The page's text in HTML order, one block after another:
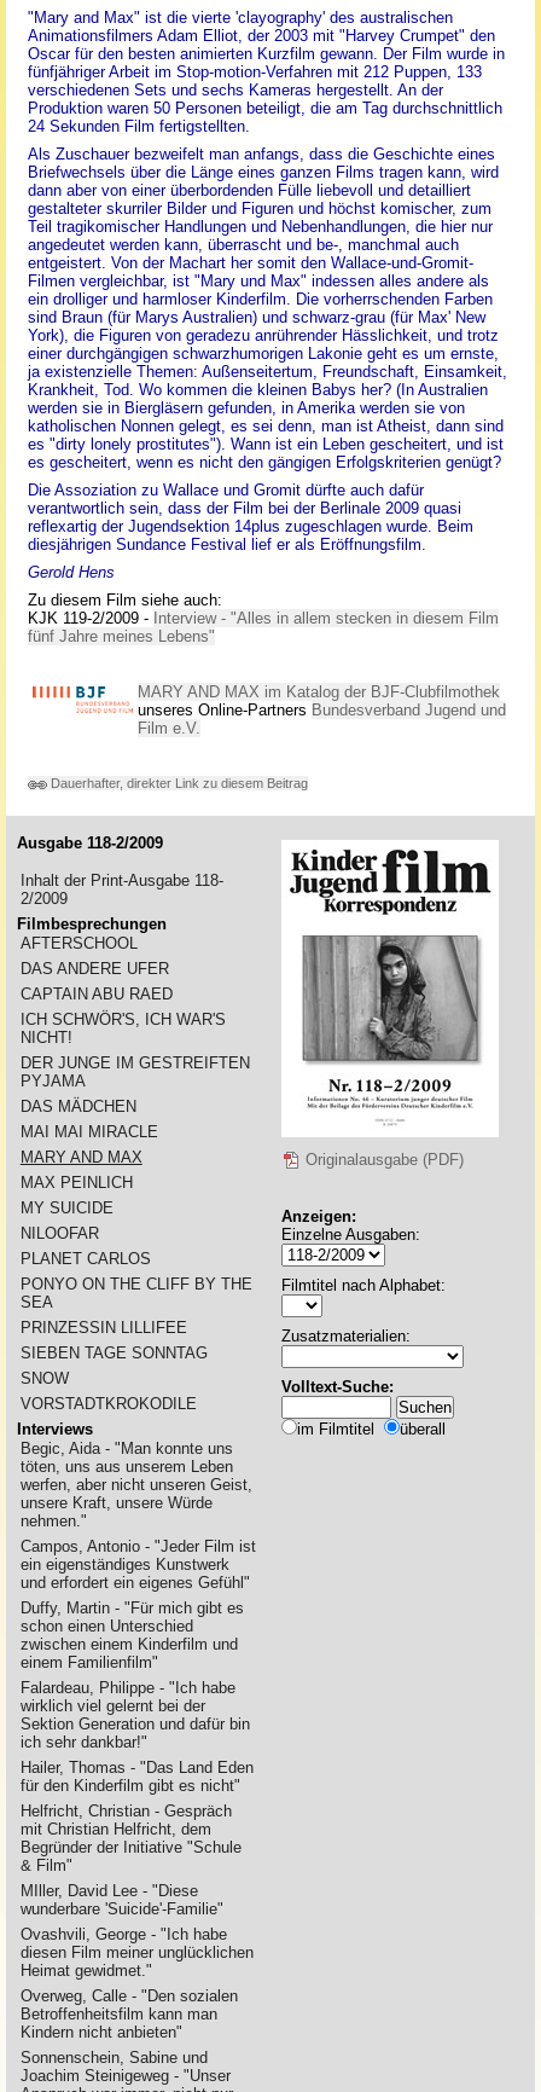
"Mary and Max" ist die vierte 'clayography' des australischen
Animationsfilmers Adam Elliot, der 2003 mit "Harvey Crumpet" den
Oscar für den besten animierten Kurzfilm gewann. Der Film wurde in
fünfjähriger Arbeit im Stop-motion-Verfahren mit 212 Puppen, 133
verschiedenen Sets und sechs Kameras hergestellt. An der
Produktion waren 50 Personen beteiligt, die am Tag durchschnittlich
24 Sekunden Film fertigstellten.
Als Zuschauer bezweifelt man anfangs, dass die Geschichte eines
Briefwechsels über die Länge eines ganzen Films tragen kann, wird
dann aber von einer überbordenden Fülle liebevoll und detailliert
gestalteter skurriler Bilder und Figuren und höchst komischer, zum
Teil tragikomischer Handlungen und Nebenhandlungen, die hier nur
angedeutet werden kann, überrascht und be-, manchmal auch
entgeistert. Von der Machart her somit den Wallace-und-Gromit-
Filmen vergleichbar, ist "Mary und Max" indessen alles andere als
ein drolliger und harmloser Kinderfilm. Die vorherrschenden Farben
sind Braun (für Marys Australien) und schwarz-grau (für Max' New
York), die Figuren von geradezu anrührender Hässlichkeit, und trotz
einer durchgängigen schwarzhumorigen Lakonie geht es um ernste,
ja existenzielle Themen: Außenseitertum, Freundschaft, Einsamkeit,
Krankheit, Tod. Wo kommen die kleinen Babys her? (In Australien
werden sie in Biergläsern gefunden, in Amerika werden sie von
katholischen Nonnen gelegt, es sei denn, man ist Atheist, dann sind
es "dirty lonely prostitutes"). Wann ist ein Leben gescheitert, und ist
es gescheitert, wenn es nicht den gängigen Erfolgskriterien genügt?
Die Assoziation zu Wallace und Gromit dürfte auch dafür
verantwortlich sein, dass der Film bei der Berlinale 2009 quasi
reflexartig der Jugendsektion 14plus zugeschlagen wurde. Beim
diesjährigen Sundance Festival lief er als Eröffnungsfilm.
Gerold Hens
Zu diesem Film siehe auch:
KJK 119-2/2009 - Interview - "Alles in allem stecken in diesem Film
fünf Jahre meines Lebens"
MARY AND MAX im Katalog der BJF-Clubfilmothek
unseres Online-Partners Bundesverband Jugend und
Film e.V.
Dauerhafter, direkter Link zu diesem Beitrag
Ausgabe 118-2/2009
Inhalt der Print-Ausgabe 118-
2/2009
Filmbesprechungen
AFTERSCHOOL
DAS ANDERE UFER
CAPTAIN ABU RAED
ICH SCHWÖR'S, ICH WAR'S
NICHT!
DER JUNGE IM GESTREIFTEN
PYJAMA
DAS MÄDCHEN
MAI MAI MIRACLE
MARY AND MAX
MAX PEINLICH
MY SUICIDE
NILOOFAR
PLANET CARLOS
PONYO ON THE CLIFF BY THE
SEA
PRINZESSIN LILLIFEE
SIEBEN TAGE SONNTAG
SNOW
VORSTADTKROKODILE
Interviews
Begic, Aida - "Man konnte uns
töten, uns aus unserem Leben
werfen, aber nicht unseren Geist,
unsere Kraft, unsere Würde
nehmen."
Campos, Antonio - "Jeder Film ist
ein eigenständiges Kunstwerk
und erfordert ein eigenes Gefühl"
Duffy, Martin - "Für mich gibt es
schon einen Unterschied
zwischen einem Kinderfilm und
einem Familienfilm"
Falardeau, Philippe - "Ich habe
wirklich viel gelernt bei der
Sektion Generation und dafür bin
ich sehr dankbar!"
Hailer, Thomas - "Das Land Eden
für den Kinderfilm gibt es nicht"
Helfricht, Christian - Gespräch
mit Christian Helfricht, dem
Begründer der Initiative "Schule
& Film"
MIller, David Lee - "Diese
wunderbare 'Suicide'-Familie"
Ovashvili, George - "Ich habe
diesen Film meiner unglücklichen
Heimat gewidmet."
Overweg, Calle - "Den sozialen
Betroffenheitsfilm kann man
Kindern nicht anbieten"
Sonnenschein, Sabine und
Joachim Steinigeweg - "Unser
Originalausgabe (PDF)
Anzeigen:
Einzelne Ausgaben:
Filmtitel nach Alphabet:
Zusatzmaterialien:
Volltext-Suche:
im Filmtitel überall